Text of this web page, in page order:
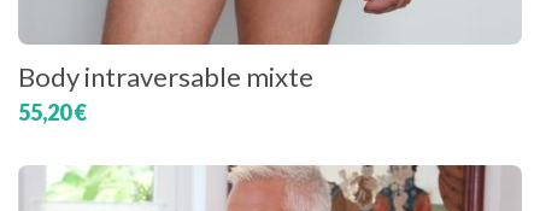
Body intraversable mixte
55,20 €